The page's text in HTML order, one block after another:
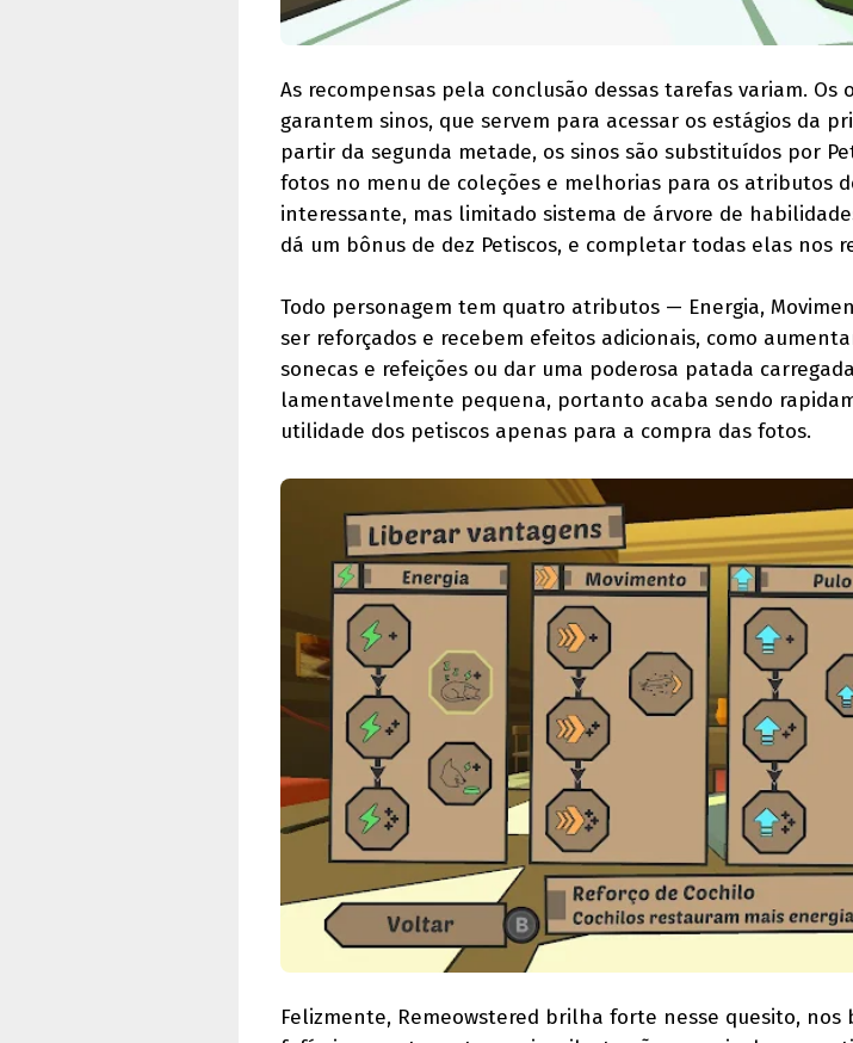
As recompensas pela conclusão dessas tarefas variam.
garantem sinos, que servem para acessar os estágios da
partir da segunda metade, os sinos são substituídos por
fotos no menu de coleções e melhorias para os atributos
interessante, mas limitado sistema de árvore de
dá um bônus de dez Petiscos, e completar todas elas nos
Todo personagem tem quatro atributos — Energia,
ser reforçados e recebem efeitos adicionais, como
sonecas e refeições ou dar uma poderosa patada
lamentavelmente pequena, portanto acaba sendo
utilidade dos petiscos apenas para a compra das fotos.
Felizmente, Remeowstered brilha forte nesse quesito, nos